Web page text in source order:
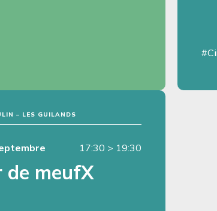
– LES GUILANDS
17:30 > 19:30
meufX